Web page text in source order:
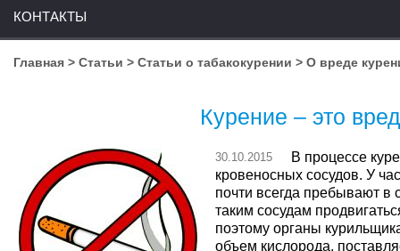
КОНТАКТЫ
Главная > Статьи > Статьи о табакокурении > О вреде
Курение – это
30.10.2015
В процессе
кровеносных сосудов. У
почти всегда пребывают в
таким сосудам
поэтому органы
объем кислорода,